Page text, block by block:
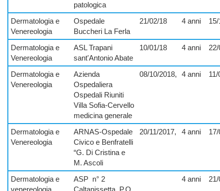
patologica
Dermatologia e
Venereologia
Ospedale
Buccheri La Ferla
21/02/18 4 anni
Dermatologia e
Venereologia
ASL Trapani
sant'Antonio Abate
10/01/18 4 anni 22/
Dermatologia e
Venereologia
Azienda
Ospedaliera
Ospedali Riuniti
Villa Sofia-Cervello
medicina generale
08/10/2018, 4 anni
Dermatologia e
Venereologia
ARNAS-Ospedale
Civico e Benfratelli
“G. Di Cristina e
M. Ascoli
20/11/2017, 4 anni
Dermatologia e
ASP n° 2
4 anni 21/